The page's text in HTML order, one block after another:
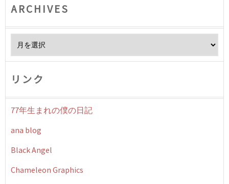
ARCHIVES
リンク
77年生まれの僕の日記
ana blog
Black Angel
Chameleon Graphics